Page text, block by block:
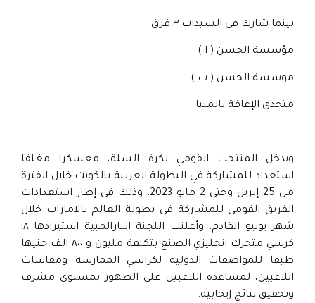
بينما شارك فى السيدات ٣ فرق
مؤسسة الحسن ( ا )
موسسة الحسن ( ب )
متحدى الإعاقة بالمنيا
ويدخل المنتخب القومي لكرة السلة، معسكرا مغلقا
استعداد للمشاركة في البطولة العربية بالكويت خلال الفترة
من 25 إبريل وحتي 2 مايو 2023، وذلك في إطار استعدادات
الفريق القومي للمشاركة في بطولة العالم بالامارات خلال
شهر يونيو القادم، وأعلنت اللجنة البارالمبية استيرادها ١٨
كرسي متحرك انجليزي الصنع بتكلفة مليون و ٨٠٠ الف جنيها
طبقا للمواصفات الدولية لكراسي الممارسة ومقاسات
اللاعبين، لمساعدة اللاعبين على الظهور بمستوى مشرف
وتحقيق نتائج إيجابية.